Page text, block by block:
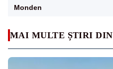
MAI MULTE ȘTIRI DIN
Monden